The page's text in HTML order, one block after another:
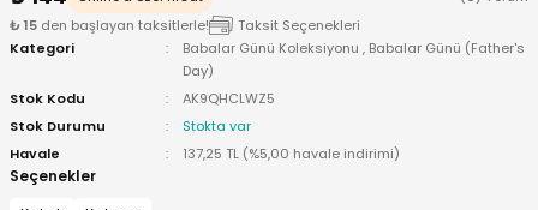
₺ 15 den başlayan taksitlerle!
Taksit Seçenekleri
Kategori
Babalar Günü Koleksiyonu , Babalar Günü (Father's
Day)
Stok Kodu
AK9QHCLWZ5
Stok Durumu
Stokta var
Havale
137,25 TL (%5,00 havale indirimi)
Seçenekler
/ Doku-Şablon Baskı